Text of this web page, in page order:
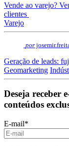
Vende ao varejo?
clientes
Varejo
por
Geração de leads:
Geomarketing
Deseja receber
conteúdos
E-mail*